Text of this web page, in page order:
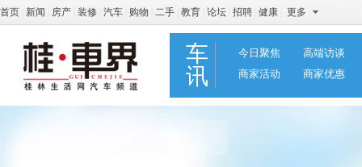
首页 新闻 房产 装修 汽车 购物 二手 教育 论坛 招聘 健康 更多
车
讯
今日聚焦
高端访谈
商家活动
商家优惠